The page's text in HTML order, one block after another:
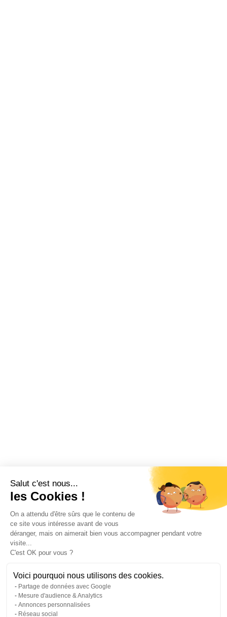
Salut c'est nous...
les Cookies !
On a attendu d'être sûrs que le contenu de
ce site vous intéresse avant de vous
déranger, mais on aimerait bien vous accompagner pendant votre
visite...
C'est OK pour vous ?
Voici pourquoi nous utilisons des cookies.
Partage de données avec Google
Mesure d'audience & Analytics
Annonces personnalisées
Réseau social